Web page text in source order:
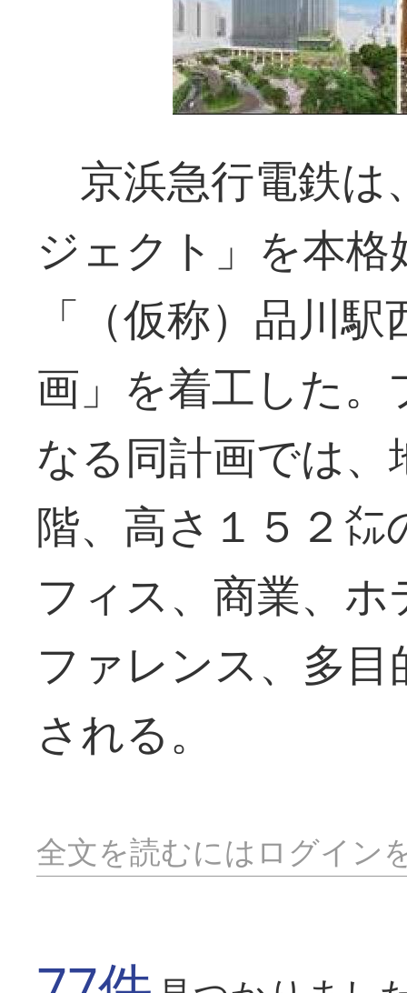
京浜急行電鉄は
ジェクト」を本
「（仮称）品川
画」を着工した
なる同計画では
階、高さ１５２
フィス、商業、
ファレンス、多
される。
全文を読むにはログイン